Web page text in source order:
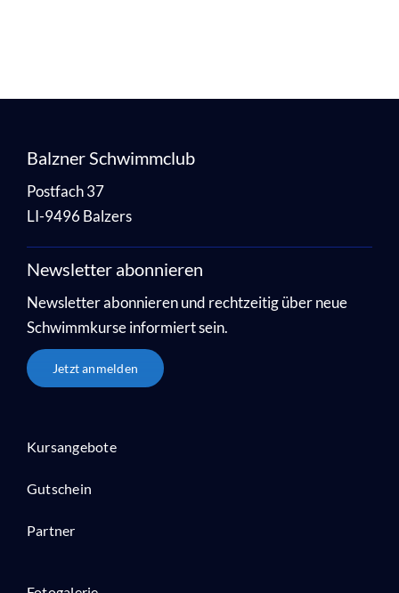
Balzner Schwimmclub
Postfach 37
LI-9496 Balzers
Newsletter abonnieren
Newsletter abonnieren und rechtzeitig über neue
Schwimmkurse informiert sein.
Jetzt anmelden
Kursangebote
Gutschein
Partner